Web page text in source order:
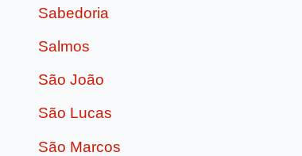
Sabedoria
Salmos
São João
São Lucas
São Marcos